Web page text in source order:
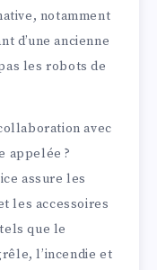
notamment
d’une ancienne
les robots de
avec
appelée ?
assure les
les accessoires
que le
l’incendie et